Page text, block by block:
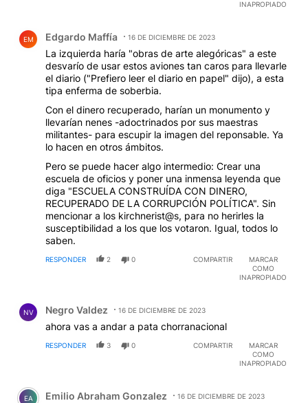
INAPROPIADO
EM Edgardo Maffía 16 DE DICIEMBRE DE 2023
La izquierda haría "obras de arte alegóricas" a este
desvarío de usar estos aviones tan caros para llevarle
el diario ("Prefiero leer el diario en papel" dijo), a esta
tipa enferma de soberbia.
Con el dinero recuperado, harían un monumento y
llevarían nenes -adoctrinados por sus maestras
militantes- para escupir la imagen del reponsable. Ya
lo hacen en otros ámbitos.
Pero se puede hacer algo intermedio: Crear una
escuela de oficios y poner una inmensa leyenda que
diga "ESCUELA CONSTRUÍDA CON DINERO,
RECUPERADO DE LA CORRUPCIÓN POLÍTICA". Sin
mencionar a los kirchnerist@s, para no herirles la
susceptibilidad a los que los votaron. Igual, todos lo
saben.
RESPONDER 2 0 COMPARTIR
MARCAR
COMO
INAPROPIADO
NV Negro Valdez 16 DE DICIEMBRE DE 2023
ahora vas a andar a pata chorranacional
RESPONDER 3 0 COMPARTIR
MARCAR
COMO
INAPROPIADO
Comentario de Emilio Abraham Gonzalez.
EA Emilio Abraham Gonzalez 16 DE DICIEMBRE DE 2023